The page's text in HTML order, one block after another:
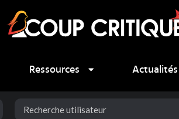
Ressources Actualités